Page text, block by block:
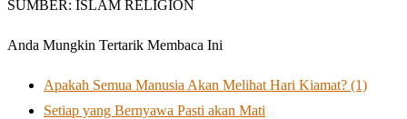
SUMBER: ISLAM RELIGION
Anda Mungkin Tertarik Membaca Ini
Apakah Semua Manusia Akan Melihat Hari Kiamat? (1)
Setiap yang Bernyawa Pasti akan Mati